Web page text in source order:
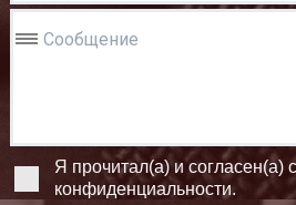
Сообщение
Я прочитал(а) и согласен(а)
конфиденциальности.